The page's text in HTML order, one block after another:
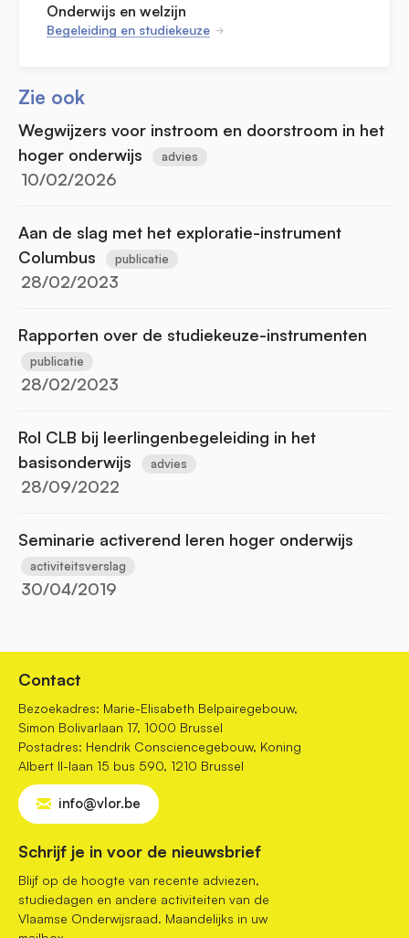
Onderwijs en welzijn
Begeleiding en studiekeuze
Zie ook
Wegwijzers voor instroom en doorstroom in het
hoger onderwijs
advies
10/02/2026
Aan de slag met het exploratie-instrument
Columbus
publicatie
28/02/2023
Rapporten over de studiekeuze-instrumenten
publicatie
28/02/2023
Rol CLB bij leerlingenbegeleiding in het
basisonderwijs
advies
28/09/2022
Seminarie activerend leren hoger onderwijs
activiteitsverslag
30/04/2019
Contact
Bezoekadres: Marie-Elisabeth Belpairegebouw,
Simon Bolivarlaan 17, 1000 Brussel
Postadres: Hendrik Consciencegebouw, Koning
Albert II-laan 15 bus 590, 1210 Brussel
info@vlor.be
Schrijf je in voor de nieuwsbrief
Blijf op de hoogte van recente adviezen,
studiedagen en andere activiteiten van de
Vlaamse Onderwijsraad. Maandelijks in uw